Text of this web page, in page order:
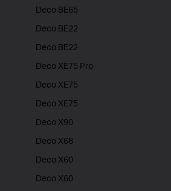
Deco BE65
Deco BE22
Deco BE22
Deco XE75 Pro
Deco XE75
Deco XE75
Deco X90
Deco X68
Deco X60
Deco X60